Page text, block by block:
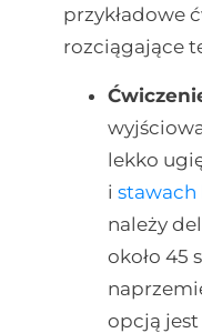
przykładowe
rozciągające
lekko
i
należy
około 45
opcją